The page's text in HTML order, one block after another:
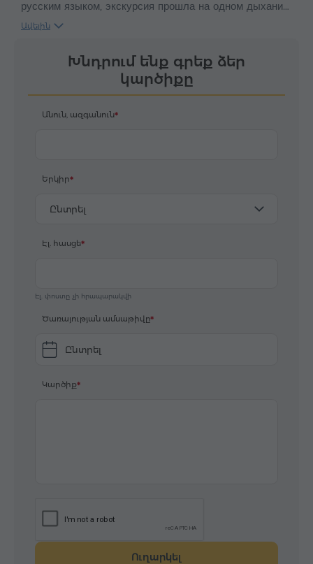
русским языком, экскурсия прошла на одном дыхании.
Сначала была обзорная экскурсия по Еревану, затем
Ավելին
Խնդրում ենք գրեք ձեր
կարծիքը
Անուն, ազգանուն
Երկիր
Ընտրել
Էլ. հասցե
Էլ. փոստը չի հրապարակվի
Ծառայության ամսաթիվը
Ընտրել
Կարծիք
Ուղարկել